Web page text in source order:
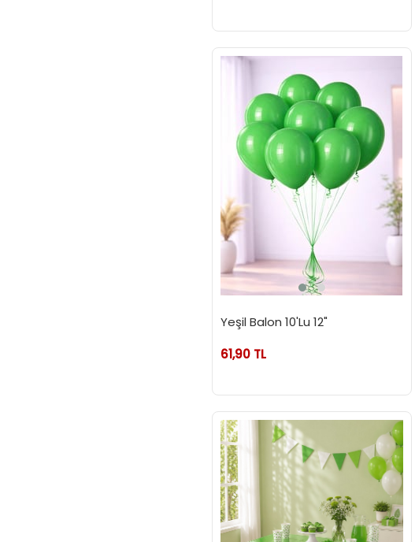
Yeşil Balon 10'Lu 12"
61,90 TL